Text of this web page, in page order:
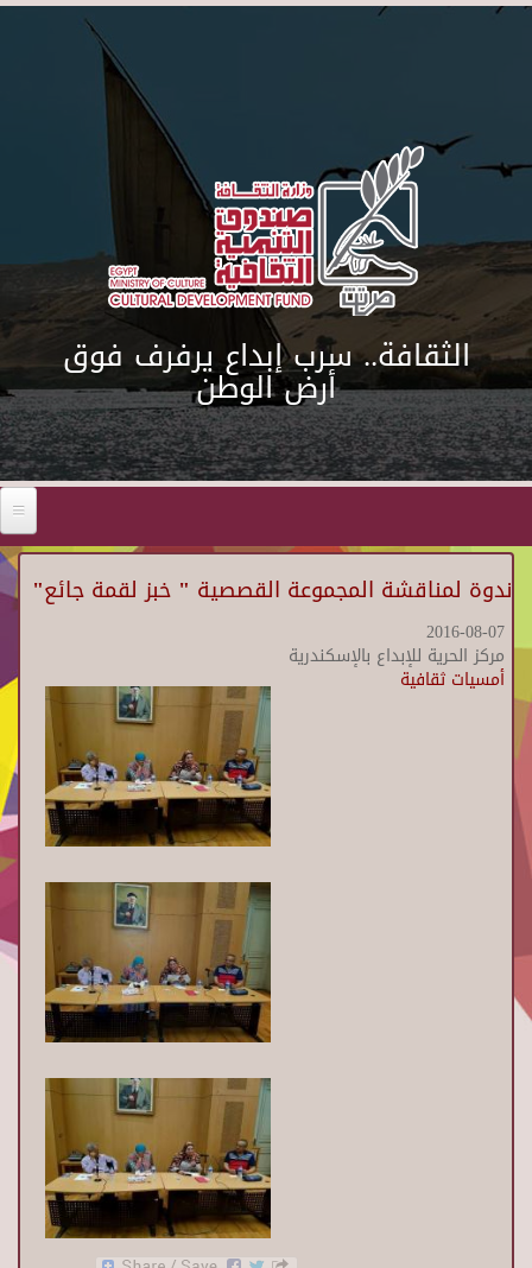
Skip to main content
الثقافة.. سرب إبداع يرفرف فوق
أرض الوطن
ندوة لمناقشة المجموعة القصصية " خبز لقمة جائع"
2016-08-07
مركز الحرية للإبداع بالإسكندرية
أمسيات ثقافية